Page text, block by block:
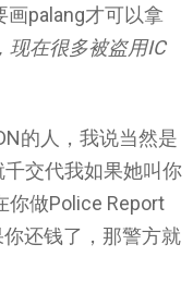
palang才可以拿
现在很多被盗用IC
的人，我说当然是
交代我如果她叫你
你做Police Report
还钱了，那警方就